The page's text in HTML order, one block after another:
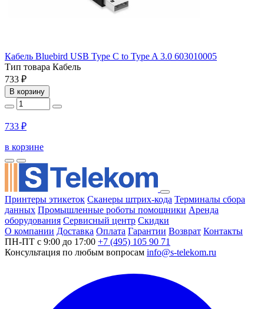
Кабель Bluebird USB Type C to Type A 3.0 603010005
Тип товара Кабель
733 ₽
В корзину
733 ₽
в корзине
Принтеры этикеток Сканеры штрих-кода Терминалы сбора
данных Промышленные роботы помощники Аренда
оборудования Сервисный центр Скидки
О компании Доставка Оплата Гарантии Возврат Контакты
ПН-ПТ с 9:00 до 17:00 +7 (495) 105 90 71
Консультация по любым вопросам info@s-telekom.ru